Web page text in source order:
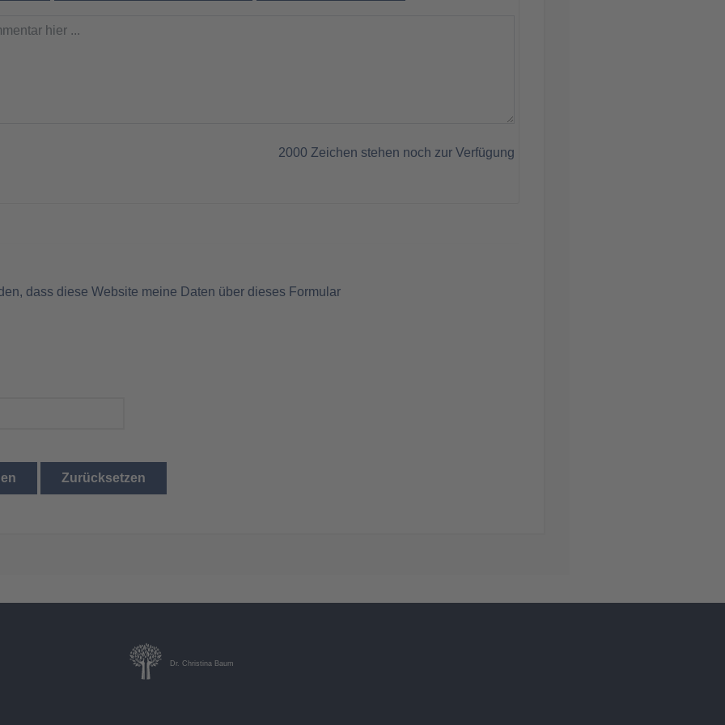
2000 Zeichen stehen noch zur Verfügung
dass diese Website meine Daten über dieses Formular
Zurücksetzen
Dr. Christina Baum